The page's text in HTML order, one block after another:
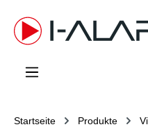
springen
Startseite Produkte